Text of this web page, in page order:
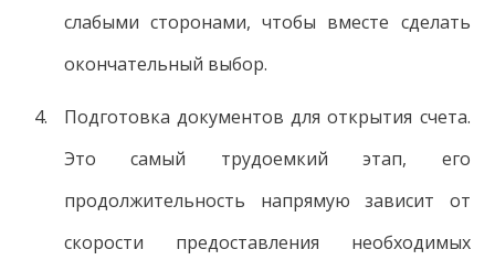
слабыми сторонами, чтобы вместе сделать
окончательный выбор.
Подготовка документов для открытия счета.
Это самый трудоемкий этап, его
продолжительность напрямую зависит от
скорости предоставления необходимых